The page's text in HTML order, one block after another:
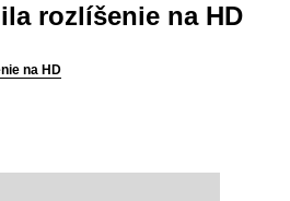
rozlíšenie na HD
na HD